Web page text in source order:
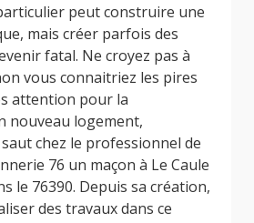
peut construire une
mais créer parfois des
fatal. Ne croyez pas à
vous connaitriez les pires
attention pour la
nouveau logement,
chez le professionnel de
76 un maçon à Le Caule
le 76390. Depuis sa création,
des travaux dans ce